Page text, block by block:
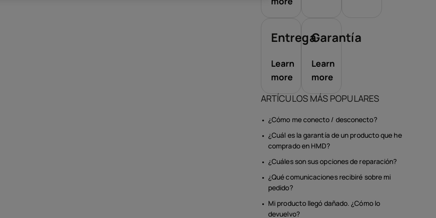
Entrega
Learn
more
Garantía
Learn
more
ARTÍCULOS MÁS POPULARES
¿Cómo me conecto / desconecto?
¿Cuál es la garantía de un producto que he
comprado en HMD?
¿Cuáles son sus opciones de reparación?
¿Qué comunicaciones recibiré sobre mi
pedido?
Mi producto llegó dañado. ¿Cómo lo
devuelvo?